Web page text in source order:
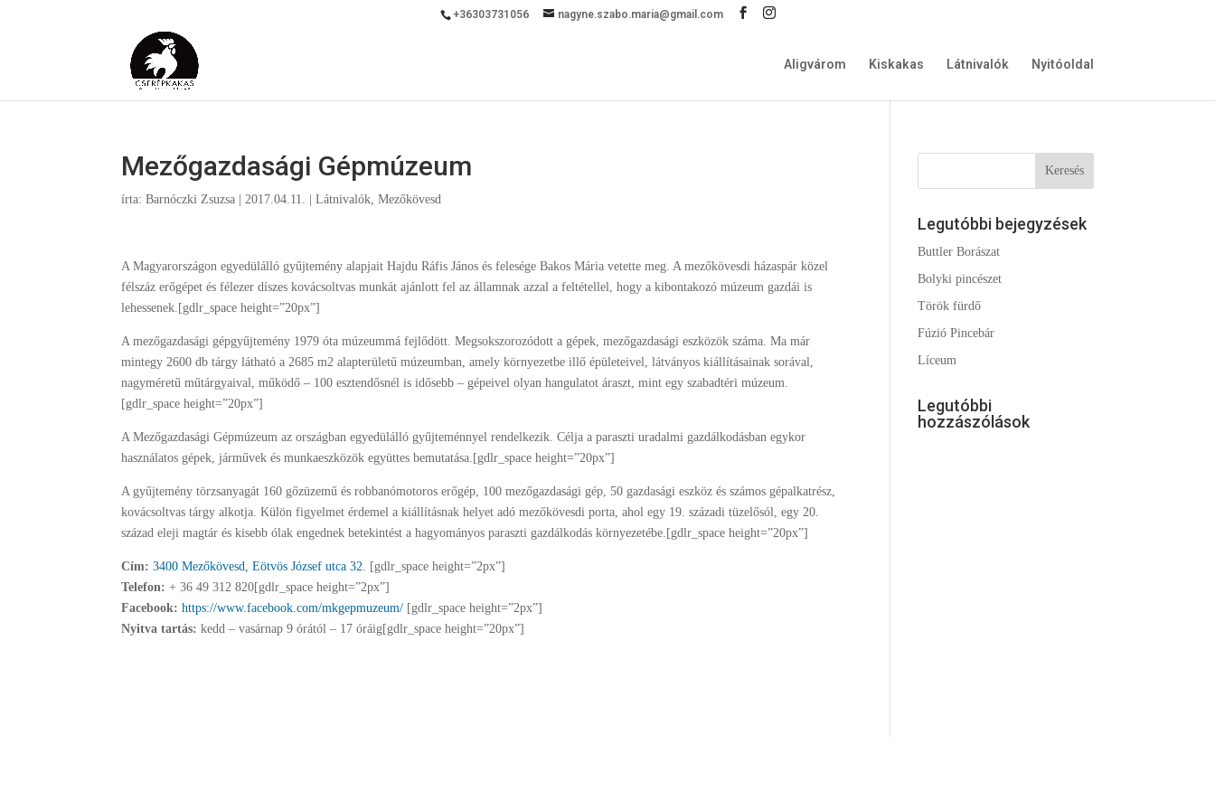
+36303731056 nagyne.szabo.maria@gmail.com
Aligvárom Kiskakas Látnivalók Nyitóoldal
Mezőgazdasági Gépmúzeum
írta:Barnóczki Zsuzsa |2017.04.11. |Látnivalók,Mezőkövesd
A Magyarországon egyedülálló gyűjtemény alapjait Hajdu Ráfis János és felesége Bakos Mária vetette meg. A mezőkövesdi házaspár közel
félszáz erőgépet és félezer díszes kovácsoltvas munkát ajánlott fel az államnak azzal a feltétellel, hogy a kibontakozó múzeum gazdái is
lehessenek.[gdlr_space height=”20px”]
A mezőgazdasági gépgyűjtemény 1979 óta múzeummá fejlődött. Megsokszorozódott a gépek, mezőgazdasági eszközök száma. Ma már
mintegy 2600 db tárgy látható a 2685 m2 alapterületű múzeumban, amely környezetbe illő épületeivel, látványos kiállításainak sorával,
nagyméretű műtárgyaival, működő – 100 esztendősnél is idősebb – gépeivel olyan hangulatot áraszt, mint egy szabadtéri múzeum.
[gdlr_space height=”20px”]
A Mezőgazdasági Gépmúzeum az országban egyedülálló gyűjteménnyel rendelkezik. Célja a paraszti uradalmi gazdálkodásban egykor
használatos gépek, járművek és munkaeszközök együttes bemutatása.[gdlr_space height=”20px”]
A gyűjtemény törzsanyagát 160 gőzüzemű és robbanómotoros erőgép, 100 mezőgazdasági gép, 50 gazdasági eszköz és számos gépalkatrész,
kovácsoltvas tárgy alkotja. Külön figyelmet érdemel a kiállításnak helyet adó mezőkövesdi porta, ahol egy 19. századi tüzelősól, egy 20.
század eleji magtár és kisebb ólak engednek betekintést a hagyományos paraszti gazdálkodás környezetébe.[gdlr_space height=”20px”]
Cím: 3400 Mezőkövesd, Eötvös József utca 32. [gdlr_space height=”2px”]
Telefon: + 36 49 312 820[gdlr_space height=”2px”]
Facebook: https://www.facebook.com/mkgepmuzeum/ [gdlr_space height=”2px”]
Nyitva tartás: kedd – vasárnap 9 órától – 17 óráig[gdlr_space height=”20px”]
Legutóbbi bejegyzések
Buttler Borászat
Bolyki pincészet
Török fürdő
Fúzió Pincebár
Líceum
Legutóbbi
hozzászólások